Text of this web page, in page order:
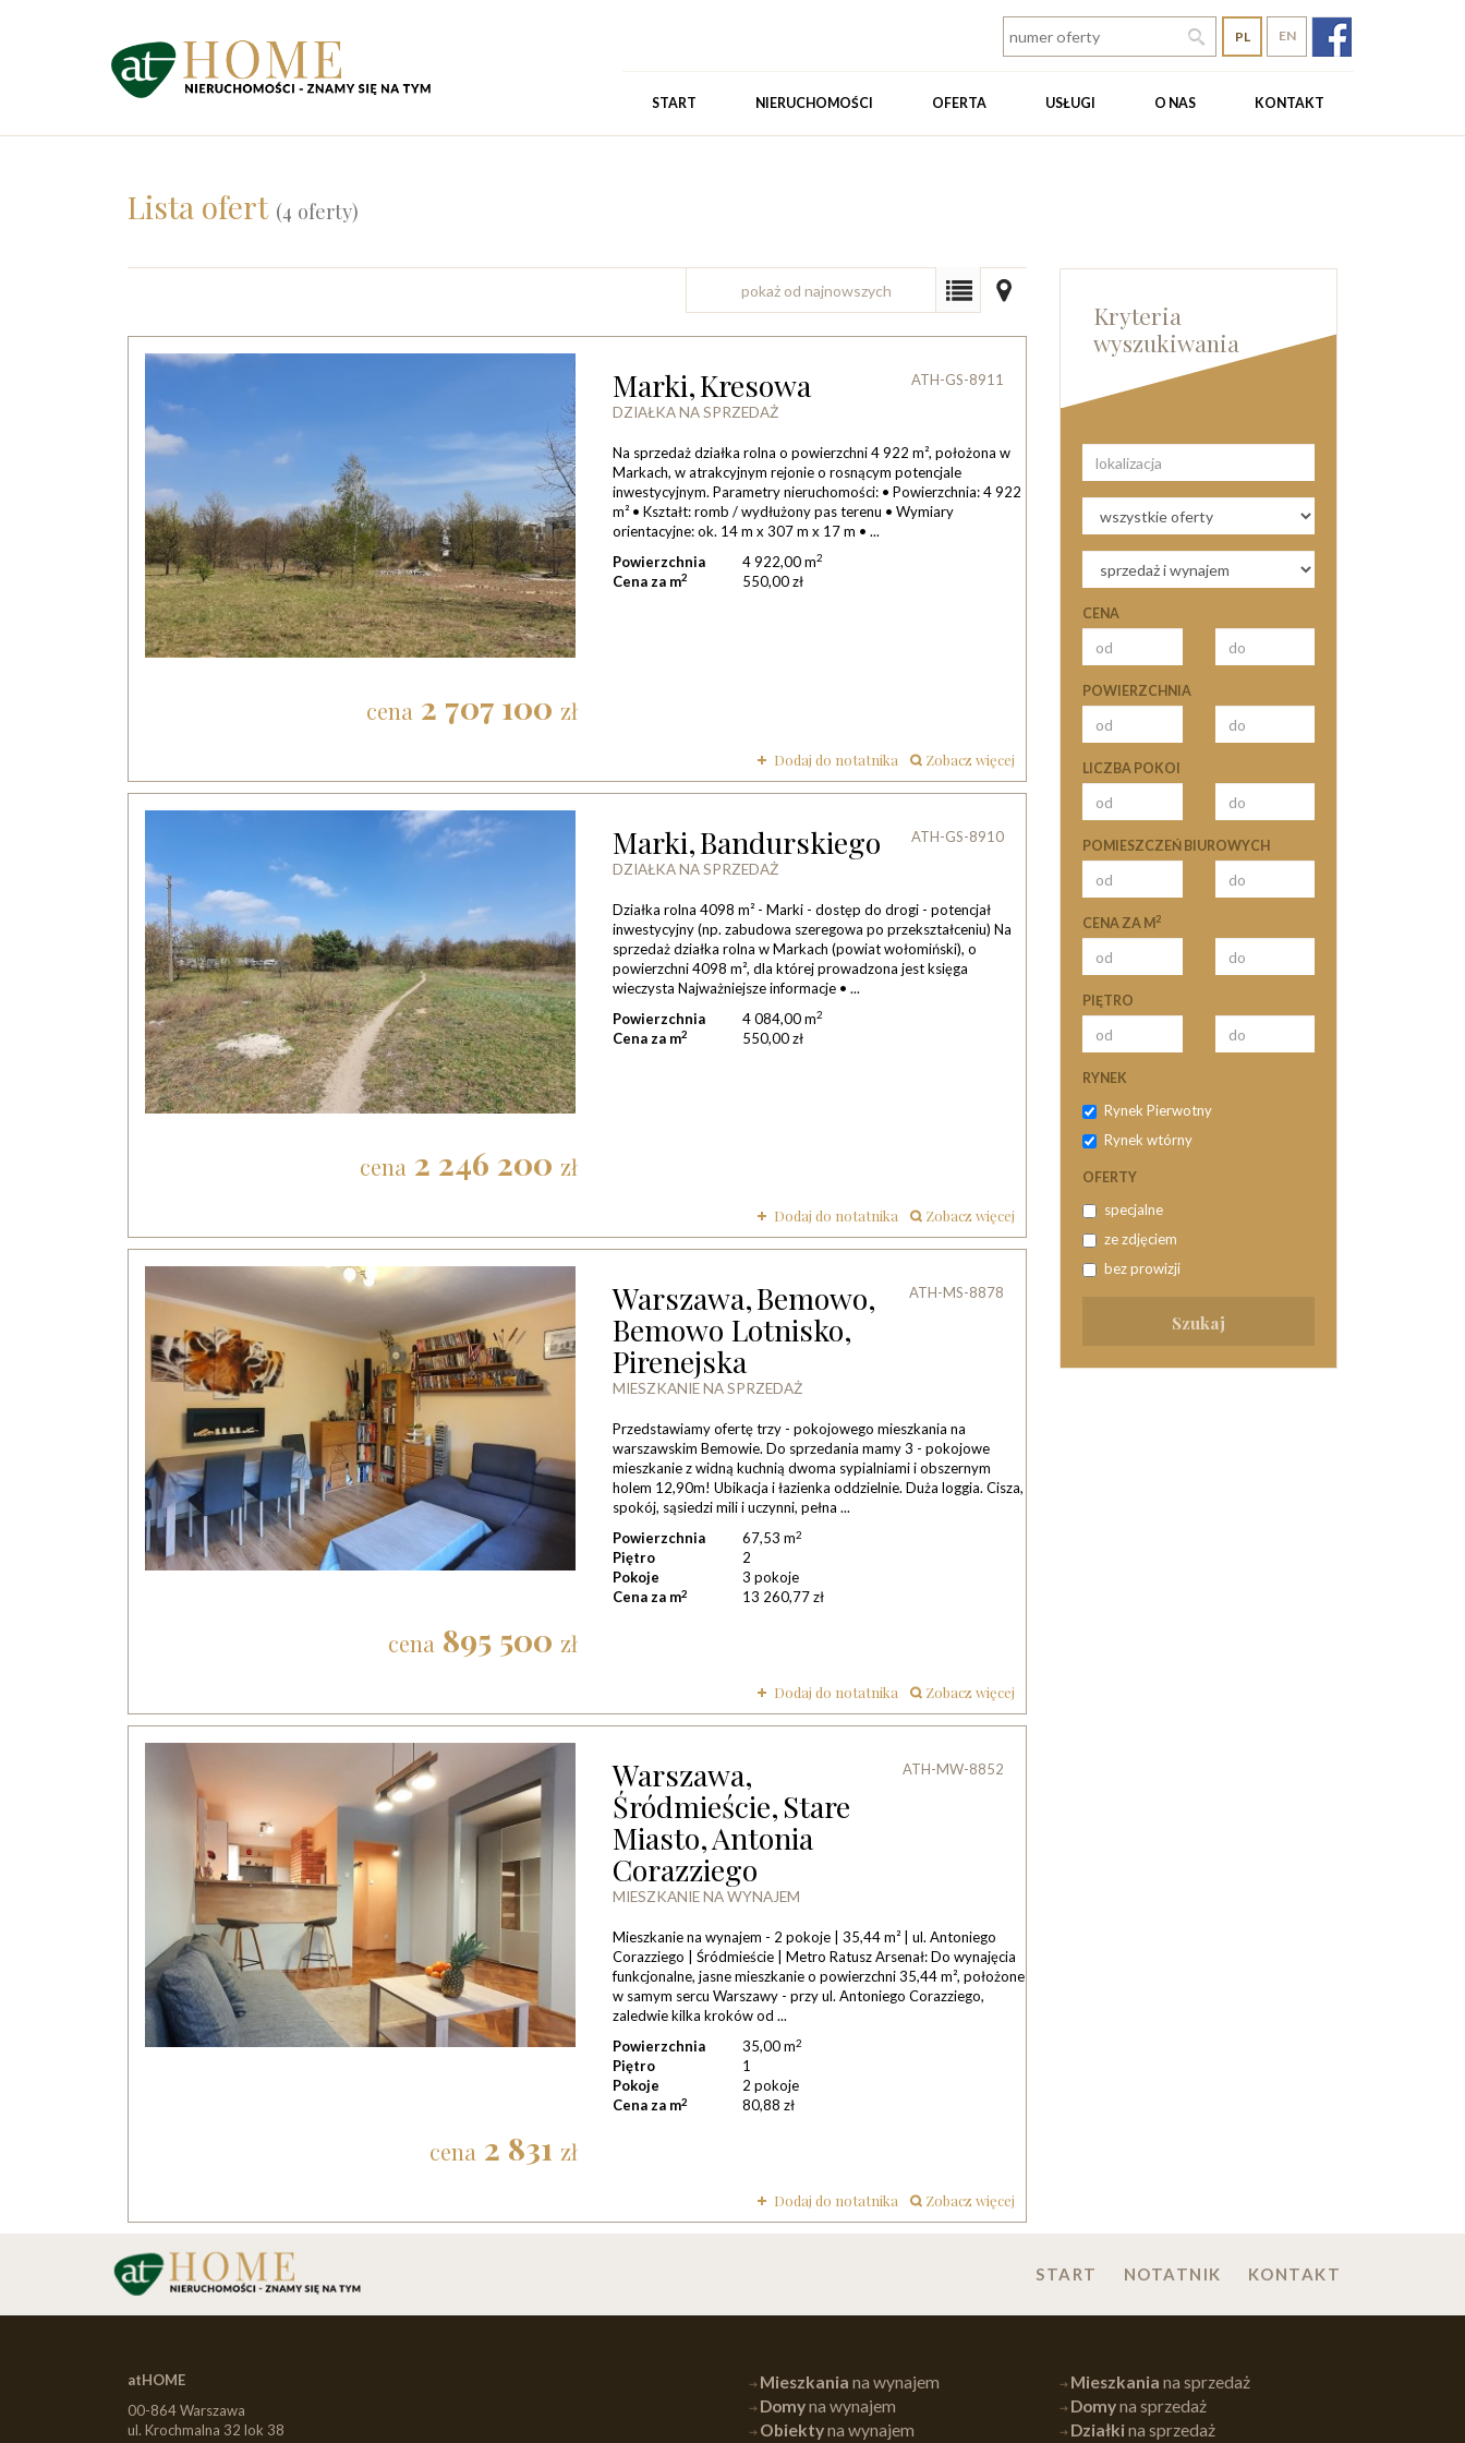
PL EN
START NIERUCHOMOŚCI OFERTA USŁUGI O NAS KONTAKT
Lista ofert (4 oferty)
pokaż od najnowszych
Marki,Kresowa
DZIAŁKA NA SPRZEDAŻ
ATH-GS-8911
Na sprzedaż działka rolna o powierzchni 4 922 m², położona w
Markach, w atrakcyjnym rejonie o rosnącym potencjale
inwestycyjnym. Parametry nieruchomości: • Powierzchnia: 4 922
m² • Kształt: romb / wydłużony pas terenu • Wymiary
orientacyjne: ok. 14 m x 307 m x 17 m • ...
Powierzchnia
4 922,00 m2
Cena za m2 550,00 zł
cena 2 707 100 zł
Dodaj do notatnika zobacz więcej
Marki,Bandurskiego
DZIAŁKA NA SPRZEDAŻ
ATH-GS-8910
Działka rolna 4098 m² - Marki - dostęp do drogi - potencjał
inwestycyjny (np. zabudowa szeregowa po przekształceniu) Na
sprzedaż działka rolna w Markach (powiat wołomiński), o
powierzchni 4098 m², dla której prowadzona jest księga
wieczysta Najważniejsze informacje • ...
Powierzchnia
4 084,00 m2
Cena za m2 550,00 zł
cena 2 246 200 zł
Dodaj do notatnika zobacz więcej
Warszawa,Bemowo,
Bemowo Lotnisko,
Pirenejska
MIESZKANIE NA SPRZEDAŻ
ATH-MS-8878
Przedstawiamy ofertę trzy - pokojowego mieszkania na
warszawskim Bemowie. Do sprzedania mamy 3 - pokojowe
mieszkanie z widną kuchnią dwoma sypialniami i obszernym
holem 12,90m! Ubikacja i łazienka oddzielnie. Duża loggia. Cisza,
spokój, sąsiedzi mili i uczynni, pełna ...
Powierzchnia
67,53 m2
Piętro
2
Pokoje
3 pokoje
Cena za m2 13 260,77 zł
cena 895 500 zł
Dodaj do notatnika zobacz więcej
Warszawa,
Śródmieście,Stare
Miasto,Antonia
Corazziego
MIESZKANIE NA WYNAJEM
ATH-MW-8852
Mieszkanie na wynajem - 2 pokoje | 35,44 m² | ul. Antoniego
Corazziego | Śródmieście | Metro Ratusz Arsenał: Do wynajęcia
funkcjonalne, jasne mieszkanie o powierzchni 35,44 m², położone
w samym sercu Warszawy - przy ul. Antoniego Corazziego,
zaledwie kilka kroków od ...
Powierzchnia
35,00 m2
Piętro
1
Pokoje
2 pokoje
Cena za m2 80,88 zł
cena 2 831 zł
Dodaj do notatnika zobacz więcej
Kryteria
wyszukiwania
CENA
POWIERZCHNIA
LICZBA POKOI
POMIESZCZEŃ BIUROWYCH
CENA ZA M2
PIĘTRO
RYNEK
Rynek Pierwotny
Rynek wtórny
OFERTY
specjalne
ze zdjęciem
bez prowizji
START NOTATNIK KONTAKT
atHOME
00-864 Warszawa
ul. Krochmalna 32 lok 38
Mieszkania na wynajem
Domyna wynajem
Obiektyna wynajem
Mieszkania na sprzedaż
Domyna sprzedaż
Działkina sprzedaż